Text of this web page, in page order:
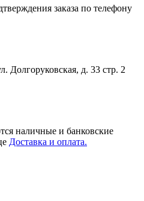
заказа по телефону
Долгоруковская, д. 33 стр. 2
наличные и банковские
Доставка и оплата.